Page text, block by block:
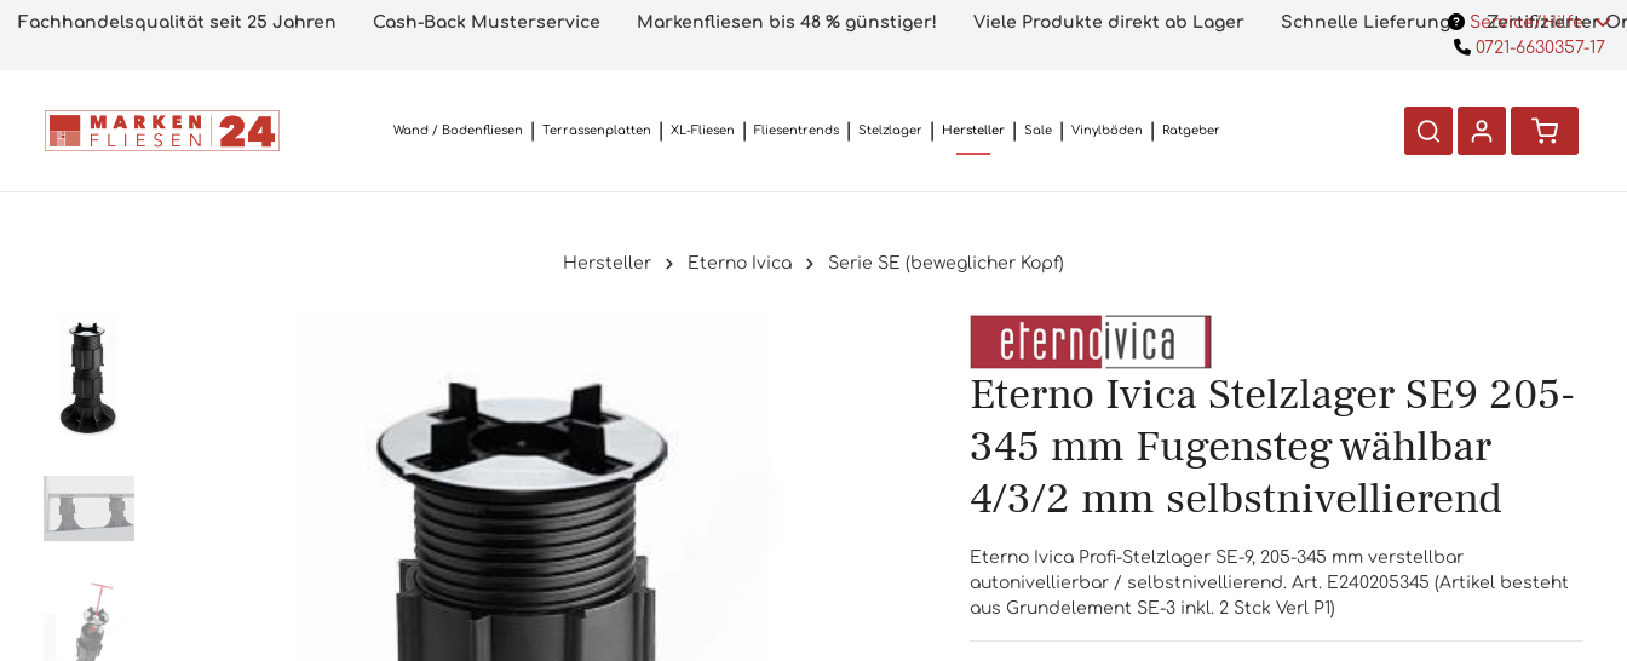
Fachhandelsqualität seit 25 Jahren Cash-Back Musterservice Markenfliesen bis 48 % günstiger! Viele Produkte direkt ab Lager Schnelle Lieferung Zertifizierter
Service/Hilfe
0721-6630357-17
Wand / Bodenfliesen Terrassenplatten XL-Fliesen Fliesentrends Stelzlager Hersteller Sale Vinylböden Ratgeber
Hersteller Eterno Ivica Serie SE (beweglicher Kopf)
Eterno Ivica Stelzlager SE9 205-
345 mm Fugensteg wählbar
4/3/2 mm selbstnivellierend
Eterno Ivica Profi-Stelzlager SE-9, 205-345 mm verstellbar
autonivellierbar / selbstnivellierend. Art. E240205345 (Artikel besteht
aus Grundelement SE-3 inkl. 2 Stck Verl P1)